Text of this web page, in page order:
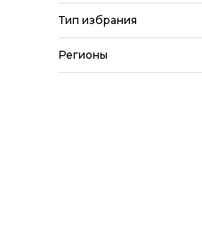
Тип избрания
Регионы